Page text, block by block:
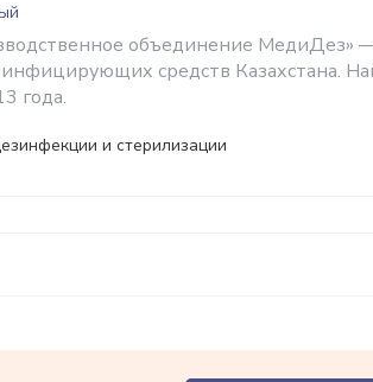
объединение МедиДез»
средств Казахстана.
года.
и стерилизации